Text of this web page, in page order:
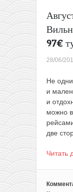
97€
28/06/
Не
и
и
можно
две
Читать